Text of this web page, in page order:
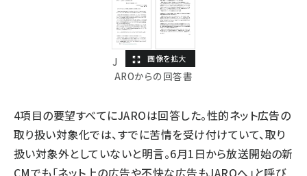
J
AROからの回答書
4項目の要望すべてにJAROは回答した。性的ネット広告の
取り扱い対象化では、すでに苦情を受け付けていて、取り
扱い対象外としていないと明言。6月1日から放送開始の新